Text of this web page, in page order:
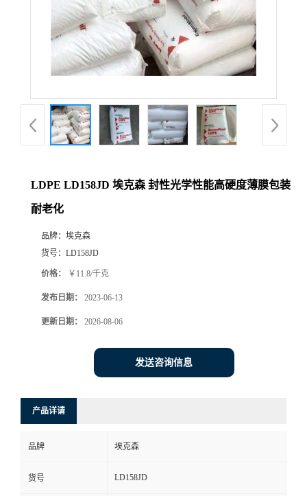
LDPE LD158JD 埃克森 封性光学性能高硬度薄膜包装
耐老化
品牌： 埃克森
货号： LD158JD
价格： ￥11.8/千克
发布日期： 2023-06-13
更新日期： 2026-08-06
发送咨询信息
产品详请
品牌 埃克森
货号 LD158JD